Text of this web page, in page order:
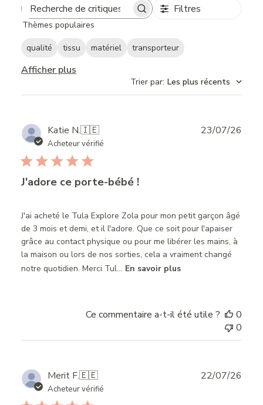
Search
reviews
Filtres
Thèmes populaires
qualité tissu matériel transporteur
Afficher plus
Trier par: Les plus récents
Katie N.🇮🇪
Acheteur vérifié
J'adore ce porte-bébé !
J'ai acheté le Tula Explore Zola pour mon petit garçon âgé
de 3 mois et demi, et il l'adore. Que ce soit pour l'apaiser
grâce au contact physique ou pour me libérer les mains, à
la maison ou lors de nos sorties, cela a vraiment changé
notre quotidien. Merci Tul... En savoir plus
23/07/26
Ce commentaire a-t-il été utile ?
0
0
Merit F.🇪🇪
Acheteur vérifié
22/07/26